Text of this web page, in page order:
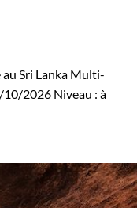
Sri Lanka Multi-
10/2026 Niveau : à